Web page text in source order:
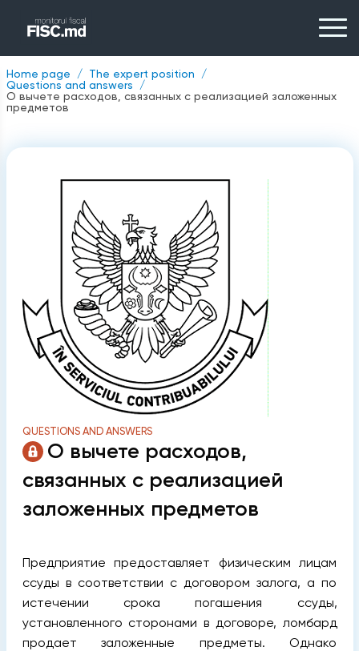
Home page
The expert position
Questions and answers
О вычете расходов, связанных с реализацией заложенных
предметов
QUESTIONS AND ANSWERS
О вычете расходов,
связанных с реализацией
заложенных предметов
Предприятие предоставляет физическим лицам
ссуды в соответствии c договором залога, а по
истечении срока погашения ссуды,
установленного сторонами в договоре, ломбард
продает заложенные предметы. Однако